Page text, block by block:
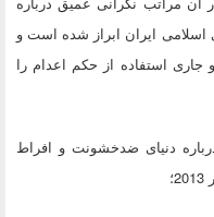
ایران ابراز شده است و
جاری استفاده از حکم اعدام را
دنیای ضدخشونت و افراط